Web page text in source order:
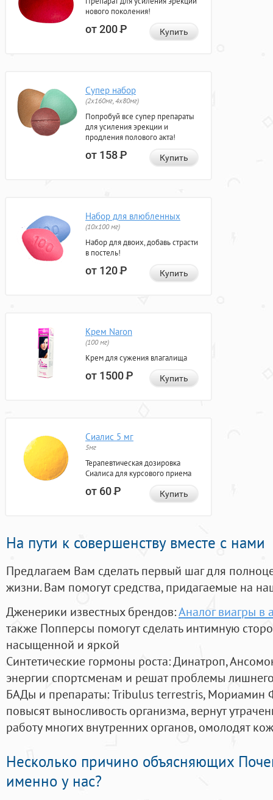
нового поколения!
от 200Р Купить
Супер набор
(2х160мг, 4х80мг)
Попробуй все супер препараты
для усиления эрекции и
продления полового акта!
от 158Р Купить
Набор для влюбленных
(10х100 мг)
Набор для двоих, добавь страсти
в постель!
от 120Р Купить
Крем Naron
(100 мг)
Крем для сужения влагалища
от 1500Р Купить
Сиалис 5 мг
5мг
Терапевтическая дозировка
Сиалиса для курсового приема
от 60Р Купить
На пути к совершенству вместе с нами
Предлагаем Вам сделать первый шаг для
жизни. Вам помогут средства, придагаемые на
Дженерики известных брендов:Аналог виагры в
также Попперсы помогут сделать интимную
насыщенной и яркой
Синтетические гормоны роста: Динатроп,
энергии спортсменам и решат проблемы
БАДы и препараты:Tribulus terrestris, Мориамин
повысят выносливость организма, вернут
работу многих внутренних органов, омолодят
Несколько причино объясняющих
именно у нас?